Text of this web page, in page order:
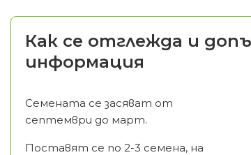
Как се отглежда и
информация
Семената се засяват от
септември до март.
Поставят се по 2-3 семена, на